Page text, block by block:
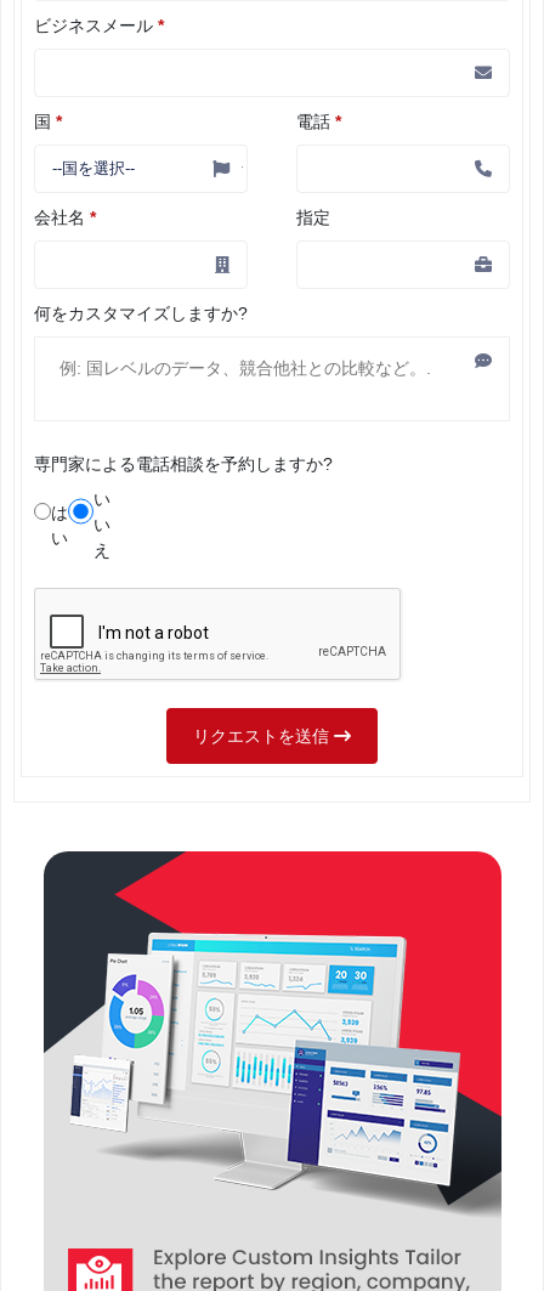
ビジネスメール *
国 * 電話 *
会社名 * 指定
何をカスタマイズしますか?
専門家による電話相談を予約しますか?
は
い
い
い
え
リクエストを送信